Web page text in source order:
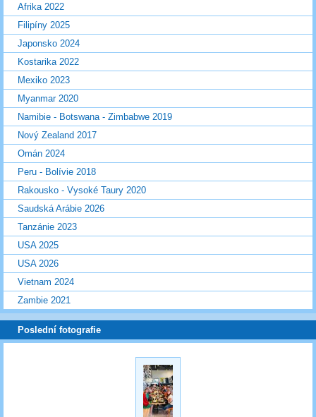
Afrika 2022
Filipíny 2025
Japonsko 2024
Kostarika 2022
Mexiko 2023
Myanmar 2020
Namibie - Botswana - Zimbabwe 2019
Nový Zealand 2017
Omán 2024
Peru - Bolívie 2018
Rakousko - Vysoké Taury 2020
Saudská Arábie 2026
Tanzánie 2023
USA 2025
USA 2026
Vietnam 2024
Zambie 2021
Poslední fotografie